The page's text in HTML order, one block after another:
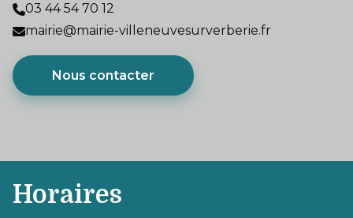
03 44 54 70 12
mairie@mairie-villeneuvesurverberie.fr
Nous contacter
Horaires